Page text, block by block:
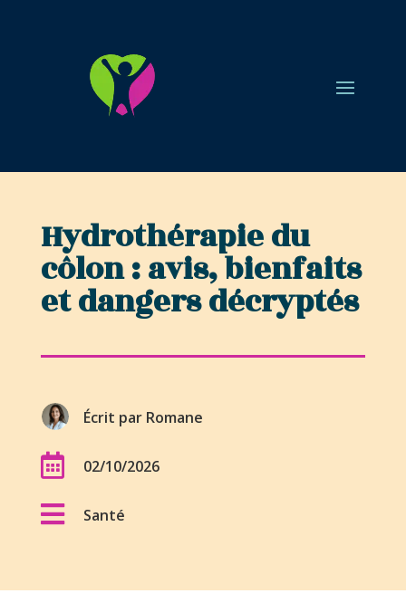
Hydrothérapie du
côlon : avis, bienfaits
et dangers décryptés
Écrit par Romane
 02/10/2026
 Santé